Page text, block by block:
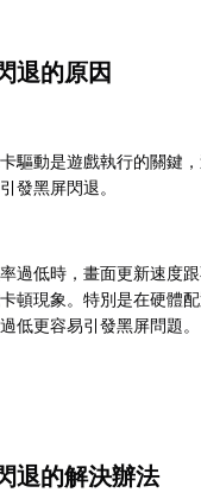
退的原因
驅動是遊戲執行的關鍵
發黑屏閃退。
過低時，畫面更新速度
頓現象。特別是在硬體
低更容易引發黑屏問題。
退的解決辦法